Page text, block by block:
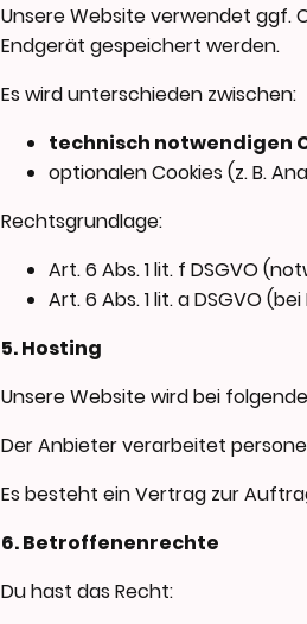
Unsere Website verwendet ggf.
Endgerät gespeichert werden.
Es wird unterschieden zwischen:
technisch notwendigen
optionalen Cookies (z. B.
Rechtsgrundlage:
Art. 6 Abs. 1 lit. f DSGVO
Art. 6 Abs. 1 lit. a DSGVO
5. Hosting
Unsere Website wird bei
Der Anbieter verarbeitet
Es besteht ein Vertrag zur
6. Betroffenenrechte
Du hast das Recht: